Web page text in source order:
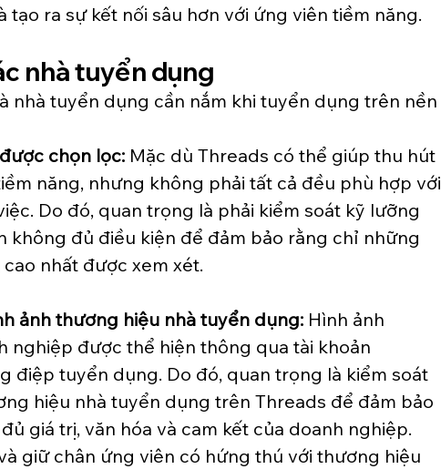
tạo ra sự kết nối sâu hơn với ứng viên tiềm năng.
nhà tuyển dụng
nhà tuyển dụng cần nắm khi tuyển dụng trên nền
chọn lọc: Mặc dù Threads có thể giúp thu hút
năng, nhưng không phải tất cả đều phù hợp với
Do đó, quan trọng là phải kiểm soát kỹ lưỡng
không đủ điều kiện để đảm bảo rằng chỉ những
nhất được xem xét.
ảnh thương hiệu nhà tuyển dụng: Hình ảnh
nghiệp được thể hiện thông qua tài khoản
điệp tuyển dụng. Do đó, quan trọng là kiểm soát
hiệu nhà tuyển dụng trên Threads để đảm bảo
giá trị, văn hóa và cam kết của doanh nghiệp.
giữ chân ứng viên có hứng thú với thương hiệu